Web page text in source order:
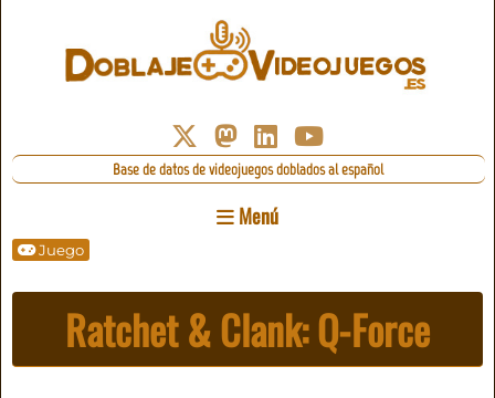
Base de datos de videojuegos doblados al español
Menú
Juego
Ratchet & Clank: Q-Force